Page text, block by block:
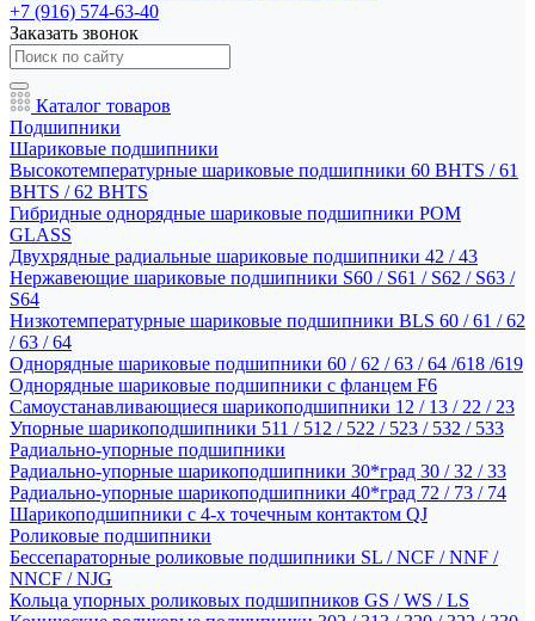
+7 (916) 574-63-40
Заказать звонок
Каталог товаров
Подшипники
Шариковые подшипники
Высокотемпературные шариковые подшипники 60 BHTS / 61
BHTS / 62 BHTS
Гибридные однорядные шариковые подшипники POM
GLASS
Двухрядные радиальные шариковые подшипники 42 / 43
Нержавеющие шариковые подшипники S60 / S61 / S62 / S63 /
S64
Низкотемпературные шариковые подшипники BLS 60 / 61 / 62
/ 63 / 64
Однорядные шариковые подшипники 60 / 62 / 63 / 64 /618 /619
Однорядные шариковые подшипники с фланцем F6
Самоустанавливающиеся шарикоподшипники 12 / 13 / 22 / 23
Упорные шарикоподшипники 511 / 512 / 522 / 523 / 532 / 533
Радиально-упорные подшипники
Радиально-упорные шарикоподшипники 30*град 30 / 32 / 33
Радиально-упорные шарикоподшипники 40*град 72 / 73 / 74
Шарикоподшипники с 4-х точечным контактом QJ
Роликовые подшипники
Бессепараторные роликовые подшипники SL / NCF / NNF /
NNCF / NJG
Кольца упорных роликовых подшипников GS / WS / LS